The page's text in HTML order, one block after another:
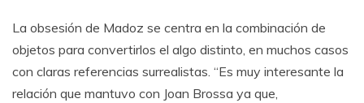
La obsesión de Madoz se centra en la combinación de
objetos para convertirlos el algo distinto, en muchos casos
con claras referencias surrealistas. “Es muy interesante la
relación que mantuvo con Joan Brossa ya que,